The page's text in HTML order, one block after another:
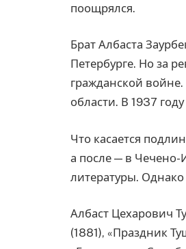
поощрялся.
Брат Албаста
Петербурге. Но за
гражданской
области. В 1937
Что касается
а после — в Чечено-
литературы.
Албаст Цехарович
(1881), «Праздник